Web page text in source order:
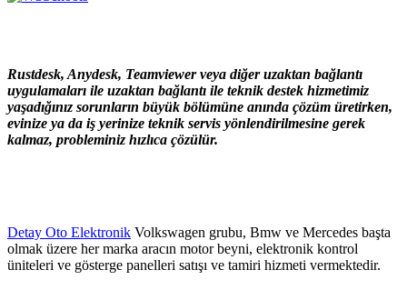
Rustdesk, Anydesk, Teamviewer veya diğer uzaktan bağlantı
uygulamaları ile uzaktan bağlantı ile teknik destek hizmetimiz
yaşadığınız sorunların büyük bölümüne anında çözüm üretirken,
evinize ya da iş yerinize teknik servis yönlendirilmesine gerek
kalmaz, probleminiz hızlıca çözülür.
Detay Oto Elektronik Volkswagen grubu, Bmw ve Mercedes başta
olmak üzere her marka aracın motor beyni, elektronik kontrol
üniteleri ve gösterge panelleri satışı ve tamiri hizmeti vermektedir.